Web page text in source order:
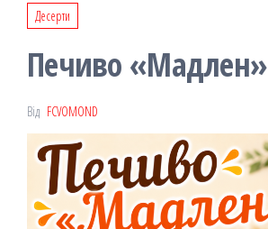
Десерти
Печиво «Мадлен»
Від FCVOMOND